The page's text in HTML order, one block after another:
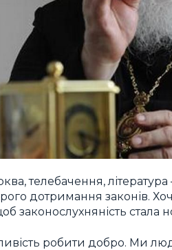
телебачення,
дотримання законів.
законослухняність стала
робити добро. Ми